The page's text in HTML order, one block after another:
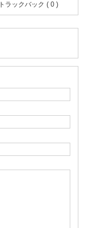
トラックバック ( 0 )